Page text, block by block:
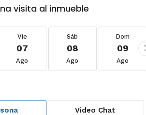
visita al inmueble
Vie
07
Ago
Sáb
08
Ago
Dom
09
Ago
Video Chat